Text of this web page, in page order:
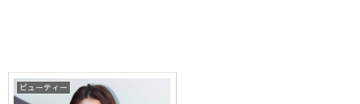
ビューティー